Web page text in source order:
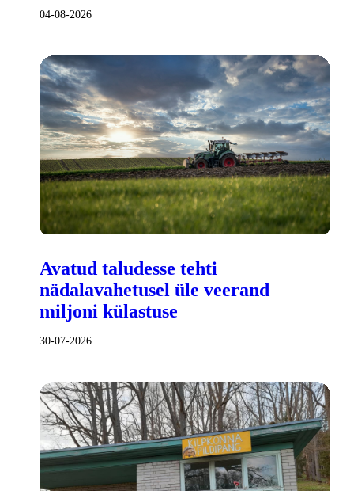
04-08-2026
Avatud taludesse tehti
nädalavahetusel üle veerand
miljoni külastuse
30-07-2026